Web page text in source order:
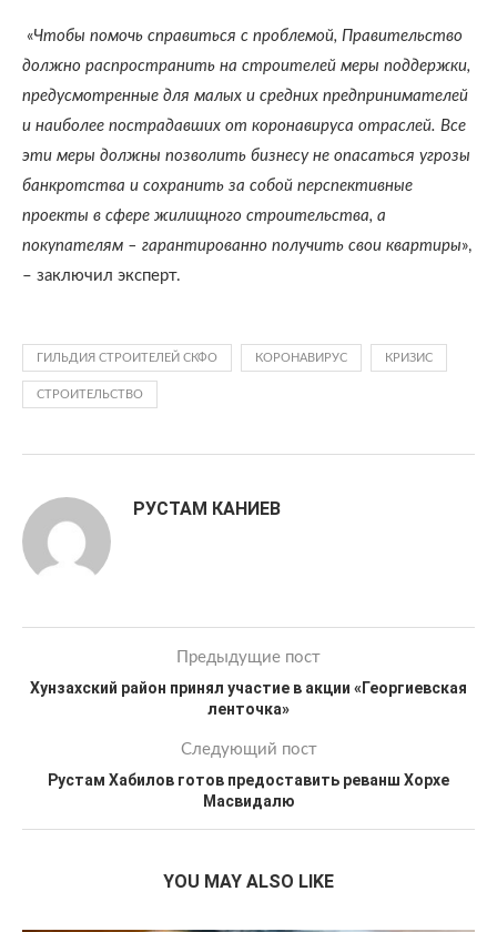
«Чтобы помочь справиться с проблемой, Правительство
должно распространить на строителей меры поддержки,
предусмотренные для малых и средних предпринимателей
и наиболее пострадавших от коронавируса отраслей. Все
эти меры должны позволить бизнесу не опасаться угрозы
банкротства и сохранить за собой перспективные
проекты в сфере жилищного строительства, а
покупателям – гарантированно получить свои квартиры»,
– заключил эксперт.
ГИЛЬДИЯ СТРОИТЕЛЕЙ СКФО КОРОНАВИРУС КРИЗИС
СТРОИТЕЛЬСТВО
РУСТАМ КАНИЕВ
Предыдущие пост
Хунзахский район принял участие в акции «Георгиевская
ленточка»
Следующий пост
Рустам Хабилов готов предоставить реванш Хорхе
Масвидалю
YOU MAY ALSO LIKE